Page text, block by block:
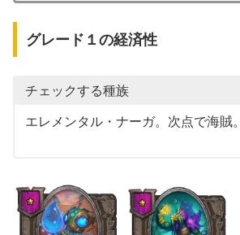
グレード１の経済性
チェックする種族
エレメンタル・ナーガ。次点で海賊。